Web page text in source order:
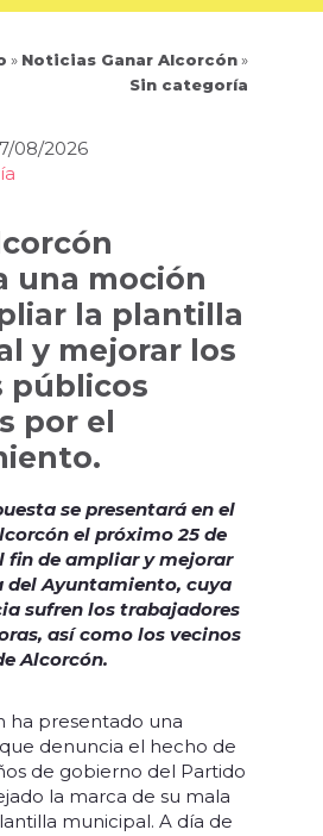
» Noticias Ganar Alcorcón»
Sin categoría
08/2026
una moción
la plantilla
y mejorar los
públicos
por el
se presentará en el
el próximo 25 de
fin de ampliar y mejorar
Ayuntamiento, cuya
sufren los trabajadores
así como los vecinos
Alcorcón.
ha presentado una
denuncia el hecho de
de gobierno del Partido
la marca de su mala
municipal. A día de